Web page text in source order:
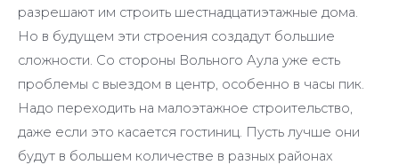
разрешают им строить шестнадцатиэтажные дома.
Но в будущем эти строения создадут большие
сложности. Со стороны Вольного Аула уже есть
проблемы с выездом в центр, особенно в часы пик.
Надо переходить на малоэтажное строительство,
даже если это касается гостиниц. Пусть лучше они
будут в большем количестве в разных районах